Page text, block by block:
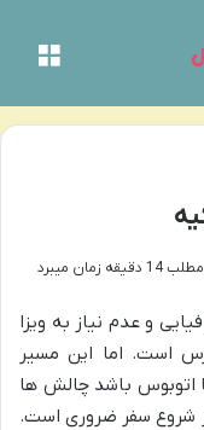
زمان میبرد
و عدم نیاز به ویزا
است. اما این مسیر
اتوبوس باشد چالش ها
شروع سفر ضروری است.